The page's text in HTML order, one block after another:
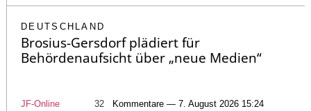
DEUTSCHLAND
Brosius-Gersdorf plädiert für
Behördenaufsicht über „neue Medien“
JF-Online 32 Kommentare — 7. August 2026 15:24